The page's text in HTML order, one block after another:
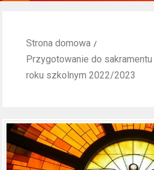
Strona domowa
Przygotowanie do
roku szkolnym 2022/2023